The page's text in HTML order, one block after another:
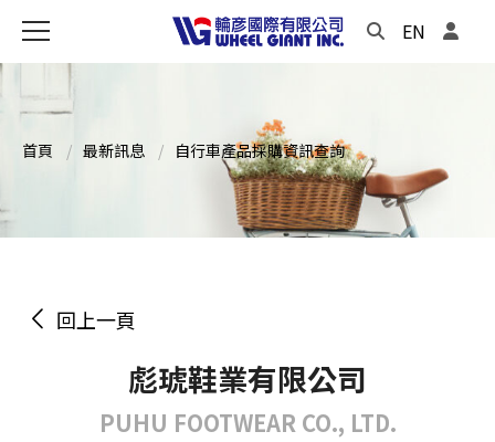
EN
首頁 最新訊息 自行車產品採購資訊查詢
回上一頁
彪琥鞋業有限公司
PUHU FOOTWEAR CO., LTD.